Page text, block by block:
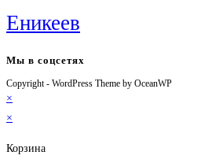
Еникеев
Мы в соцсетях
Откроется
вкладке
Откроется
вкладке
Откроется
вкладке
Откроется
приложении
Copyright - WordPress Theme by OceanWP
×
×
Корзина